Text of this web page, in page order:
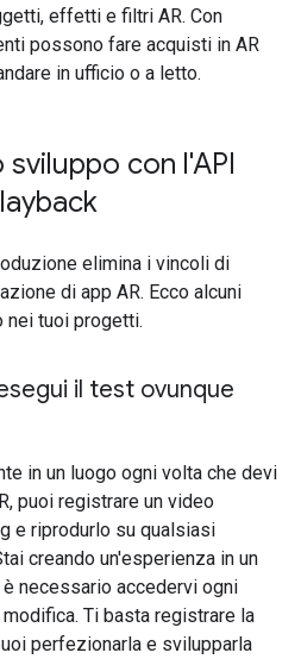
effetti e filtri AR. Con
possono fare acquisti in AR
in ufficio o a letto.
con l'API
elimina i vincoli di
di app AR. Ecco alcuni
nei tuoi progetti.
il test ovunque
in un luogo ogni volta che devi
puoi registrare un video
e riprodurlo su qualsiasi
creando un'esperienza in un
necessario accedervi ogni
Ti basta registrare la
perfezionarla e svilupparla